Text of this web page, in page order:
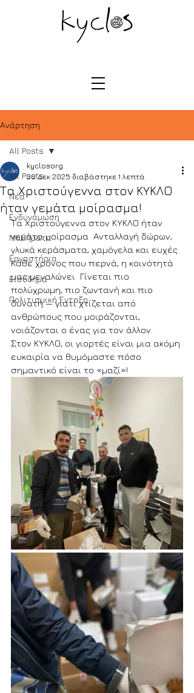
Ανάρτηση
All Posts
Νέα
Ενδυνάμωση
Μαθήματα
Εργαστήρια
Εισόδημα
Πολιτισμική Ένταξη
All Posts
Τα Χριστούγεννα στον ΚΥΚΛΟ
ήταν γεμάτα μοίρασμα!
kyclosorg
30 Δεκ 2025 διαβάστηκε 1 λεπτά
Τα Χριστούγεννα στον ΚΥΚΛΟ ήταν
γεμάτα μοίρασμα  Ανταλλαγή δώρων,
γλυκά κεράσματα, χαμόγελα και ευχές.
Κάθε χρόνος που περνά, η κοινότητά
μας μεγαλώνει  Γίνεται πιο
πολύχρωμη, πιο ζωντανή και πιο
δυνατή — γιατί χτίζεται από
ανθρώπους που μοιράζονται,
νοιάζονται ο ένας για τον άλλον.
Στον ΚΥΚΛΟ, οι γιορτές είναι μια ακόμη
ευκαιρία να θυμόμαστε πόσο
σημαντικό είναι το «μαζί»!